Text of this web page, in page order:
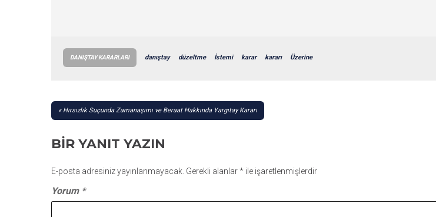
DANIŞTAY KARARLARI danıştay düzeltme İstemi karar kararı Üzerine
YAZI
Hırsızlık Suçunda Zamanaşımı ve Beraat Hakkında Yargıtay Kararı
BIR YANIT YAZIN
E-posta adresiniz yayınlanmayacak. Gerekli alanlar* ile işaretlenmişlerdir
Yorum *